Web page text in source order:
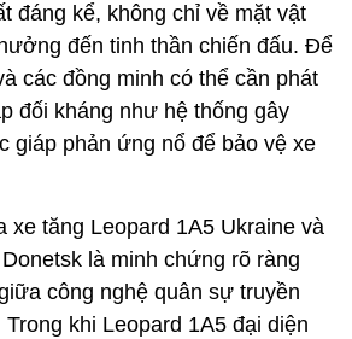
đáng kể, không chỉ về mặt vật
đến tinh thần chiến đấu. Để
các đồng minh có thể cần phát
đối kháng như hệ thống gây
giáp phản ứng nổ để bảo vệ xe
xe tăng Leopard 1A5 Ukraine và
là minh chứng rõ ràng
công nghệ quân sự truyền
khi Leopard 1A5 đại diện